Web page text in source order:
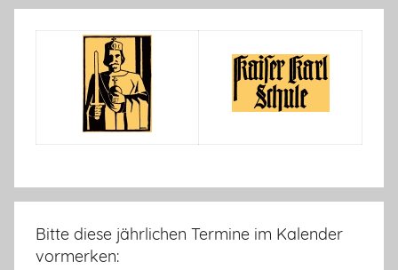
Bitte diese jährlichen Termine im Kalender
vormerken: